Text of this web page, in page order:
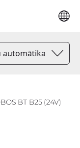
automātika
BT B25 (24V)